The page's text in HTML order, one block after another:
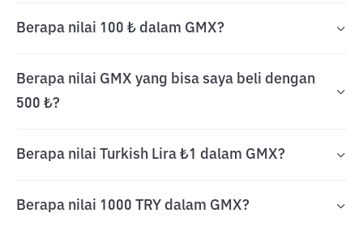
Berapa nilai 100 ₺ dalam GMX?
Berapa nilai GMX yang bisa saya beli dengan
500 ₺?
Berapa nilai Turkish Lira ₺1 dalam GMX?
Berapa nilai 1000 TRY dalam GMX?